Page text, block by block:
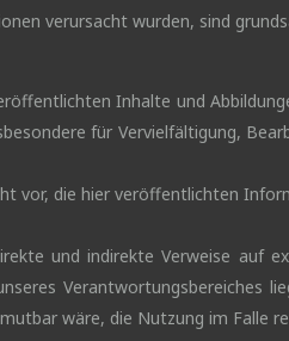
verursacht wurden, sind
Inhalte und
für Vervielfältigung,
vor, die hier veröffentlichten
und indirekte Verweise auf
Verantwortungsbereiches
wäre, die Nutzung im Falle